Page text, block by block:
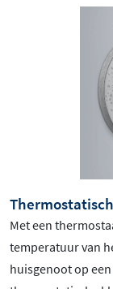
Thermostatisch
Met een
temperatuur van
huisgenoot op